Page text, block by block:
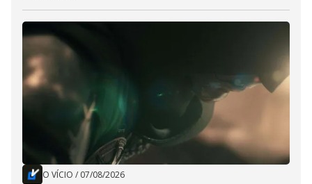
O VÍCIO / 07/08/2026